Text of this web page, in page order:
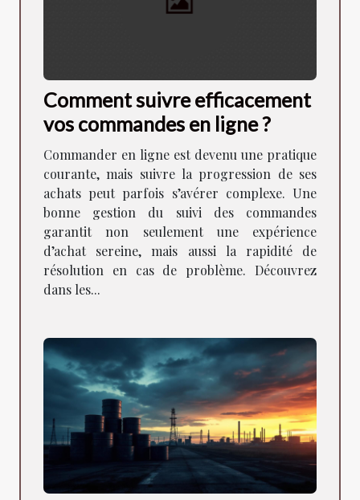
Comment suivre efficacement
vos commandes en ligne ?
Commander en ligne est devenu une pratique
courante, mais suivre la progression de ses
achats peut parfois s’avérer complexe. Une
bonne gestion du suivi des commandes
garantit non seulement une expérience
d’achat sereine, mais aussi la rapidité de
résolution en cas de problème. Découvrez
dans les...